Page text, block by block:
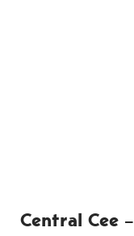
Central Cee –